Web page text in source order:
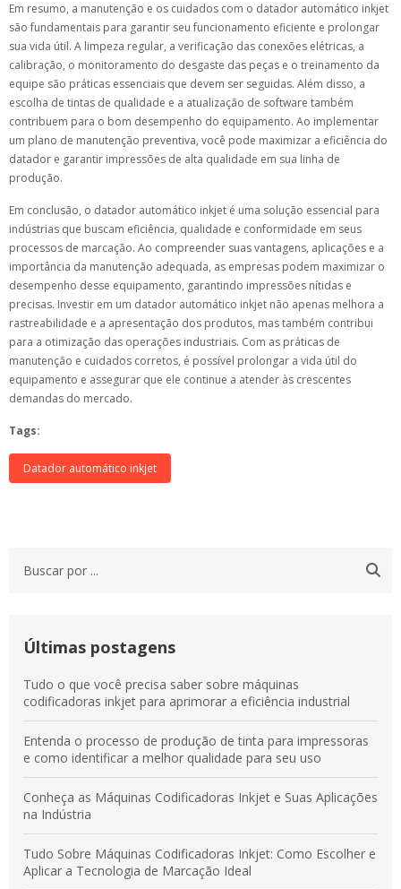
Em resumo, a manutenção e os cuidados com o datador automático inkjet
são fundamentais para garantir seu funcionamento eficiente e prolongar
sua vida útil. A limpeza regular, a verificação das conexões elétricas, a
calibração, o monitoramento do desgaste das peças e o treinamento da
equipe são práticas essenciais que devem ser seguidas. Além disso, a
escolha de tintas de qualidade e a atualização de software também
contribuem para o bom desempenho do equipamento. Ao implementar
um plano de manutenção preventiva, você pode maximizar a eficiência do
datador e garantir impressões de alta qualidade em sua linha de
produção.
Em conclusão, o datador automático inkjet é uma solução essencial para
indústrias que buscam eficiência, qualidade e conformidade em seus
processos de marcação. Ao compreender suas vantagens, aplicações e a
importância da manutenção adequada, as empresas podem maximizar o
desempenho desse equipamento, garantindo impressões nítidas e
precisas. Investir em um datador automático inkjet não apenas melhora a
rastreabilidade e a apresentação dos produtos, mas também contribui
para a otimização das operações industriais. Com as práticas de
manutenção e cuidados corretos, é possível prolongar a vida útil do
equipamento e assegurar que ele continue a atender às crescentes
demandas do mercado.
Tags:
Datador automático inkjet
Últimas postagens
Tudo o que você precisa saber sobre máquinas
codificadoras inkjet para aprimorar a eficiência industrial
Entenda o processo de produção de tinta para impressoras
e como identificar a melhor qualidade para seu uso
Conheça as Máquinas Codificadoras Inkjet e Suas Aplicações
na Indústria
Tudo Sobre Máquinas Codificadoras Inkjet: Como Escolher e
Aplicar a Tecnologia de Marcação Ideal